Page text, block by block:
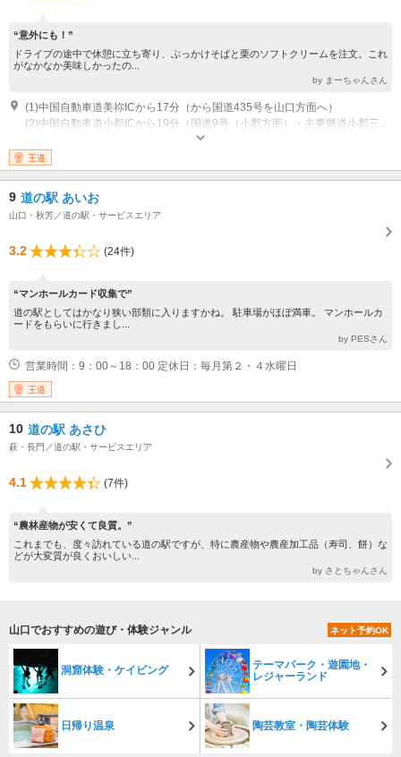
“意外にも！”
ドライブの途中で休憩に立ち寄り、ぶっかけそばと栗のソフトクリームを注文。これ
がなかなか美味しかったの...
by まーちゃんさん
(1)中国自動車道美祢ICから17分（から国道435号を山口方面へ）
王道
9 道の駅 あいお
山口・秋芳／道の駅・サービスエリア
3.2 (24件)
“マンホールカード収集で”
道の駅としてはかなり狭い部類に入りますかね。 駐車場がほぼ満車。 マンホールカ
ードをもらいに行きまし...
by PESさん
営業時間：9：00～18：00 定休日：毎月第２・４水曜日
王道
10 道の駅 あさひ
萩・長門／道の駅・サービスエリア
4.1 (7件)
“農林産物が安くて良質。”
これまでも、度々訪れている道の駅ですが、特に農産物や農産加工品（寿司、餅）な
どが大変質が良くおいしい...
by さとちゃんさん
山口でおすすめの遊び・体験ジャンル ネット予約OK
洞窟体験・ケイビング
テーマパーク・遊園地・
レジャーランド
日帰り温泉 陶芸教室・陶芸体験